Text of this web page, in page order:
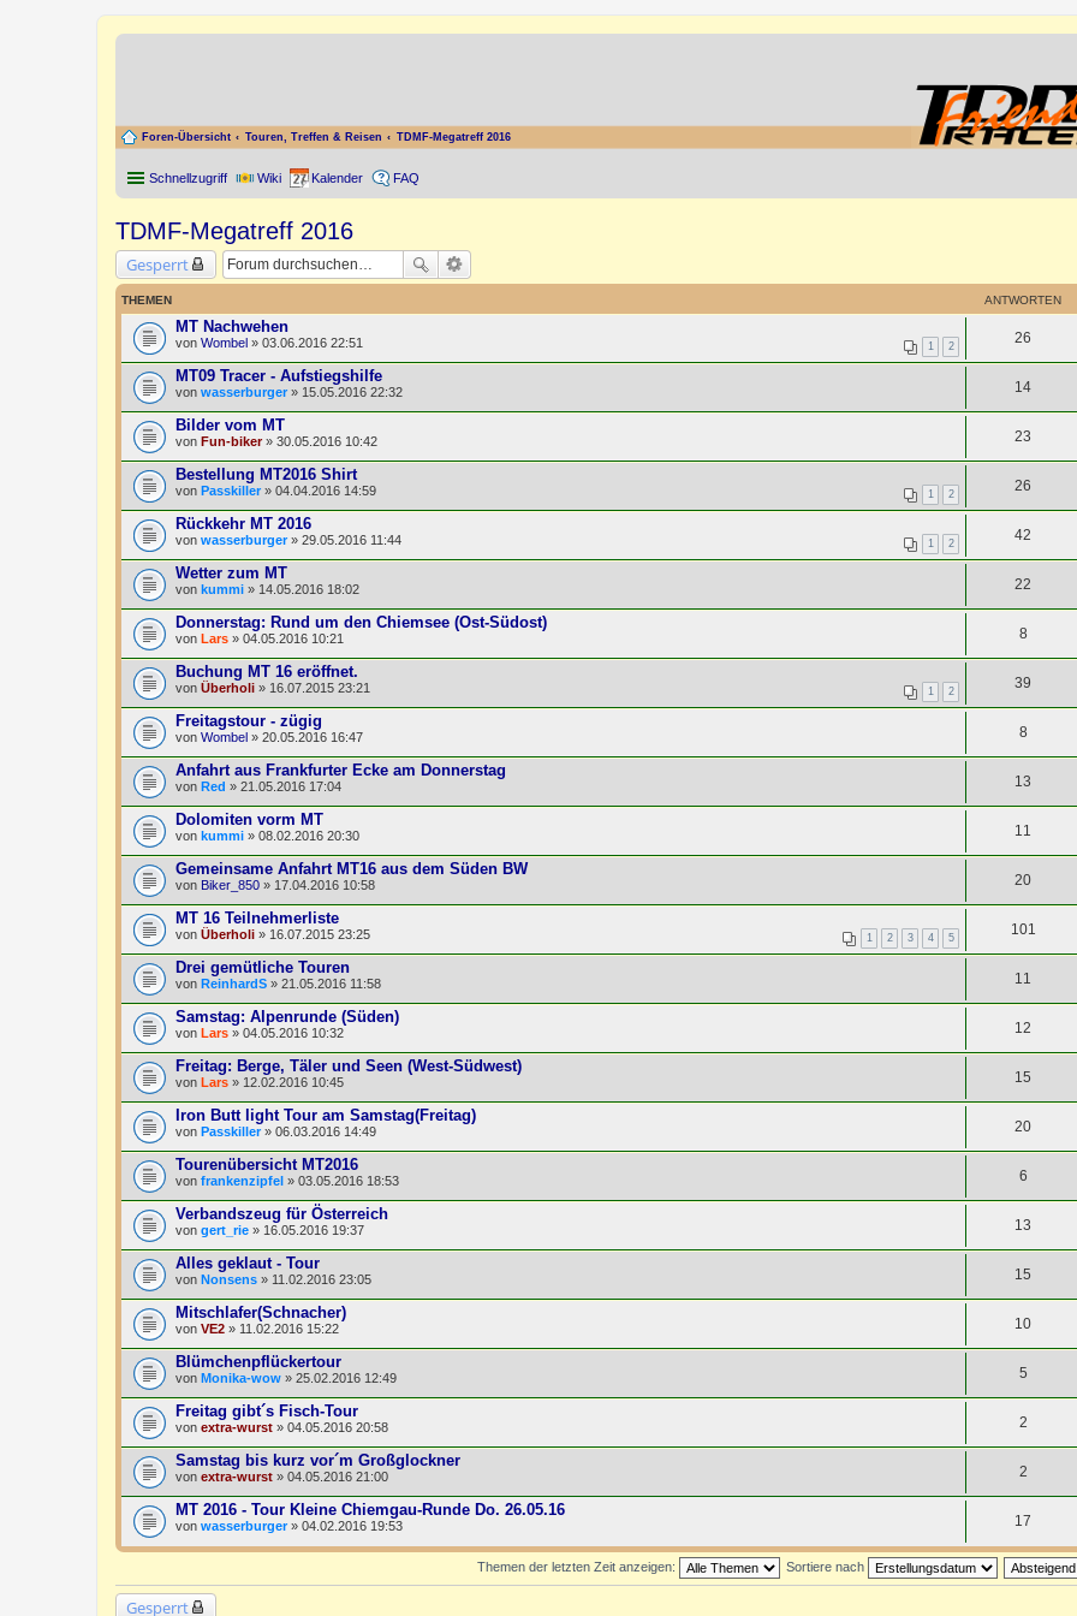
Foren-Übersicht Touren, Treffen & Reisen TDMF-Megatreff 2016
Schnellzugriff Wiki Kalender FAQ
TDMF-Megatreff 2016
Gesperrt
THEMEN ANTWORTEN
MT Nachwehen
1 2
von Wombel » 03.06.2016 22:51 26
MT09 Tracer - Aufstiegshilfe
von wasserburger » 15.05.2016 22:32 14
Bilder vom MT
von Fun-biker» 30.05.2016 10:42 23
Bestellung MT2016 Shirt
1 2
von Passkiller » 04.04.2016 14:59 26
Rückkehr MT 2016
1 2
von wasserburger» 29.05.2016 11:44 42
Wetter zum MT
von kummi » 14.05.2016 18:02 22
Donnerstag: Rund um den Chiemsee (Ost-Südost)
von Lars » 04.05.2016 10:21 8
Buchung MT 16 eröffnet.
1 2
von Überholi » 16.07.2015 23:21 39
Freitagstour - zügig
von Wombel » 20.05.2016 16:47 8
Anfahrt aus Frankfurter Ecke am Donnerstag
von Red » 21.05.2016 17:04 13
Dolomiten vorm MT
von kummi » 08.02.2016 20:30 11
Gemeinsame Anfahrt MT16 aus dem Süden BW
von Biker_850 » 17.04.2016 10:58 20
MT 16 Teilnehmerliste
1 2 3 4 5
von Überholi » 16.07.2015 23:25 101
Drei gemütliche Touren
von ReinhardS » 21.05.2016 11:58 11
Samstag: Alpenrunde (Süden)
von Lars » 04.05.2016 10:32 12
Freitag: Berge, Täler und Seen (West-Südwest)
von Lars » 12.02.2016 10:45 15
Iron Butt light Tour am Samstag(Freitag)
von Passkiller» 06.03.2016 14:49 20
Tourenübersicht MT2016
von frankenzipfel » 03.05.2016 18:53 6
Verbandszeug für Österreich
von gert_rie » 16.05.2016 19:37 13
Alles geklaut - Tour
von Nonsens » 11.02.2016 23:05 15
Mitschlafer(Schnacher)
von VE2 » 11.02.2016 15:22 10
Blümchenpflückertour
von Monika-wow » 25.02.2016 12:49 5
Freitag gibt´s Fisch-Tour
von extra-wurst » 04.05.2016 20:58 2
Samstag bis kurz vor´m Großglockner
von extra-wurst » 04.05.2016 21:00 2
MT 2016 - Tour Kleine Chiemgau-Runde Do. 26.05.16
von wasserburger» 04.02.2016 19:53 17
Themen der letzten Zeit anzeigen: Sortiere nach
Gesperrt